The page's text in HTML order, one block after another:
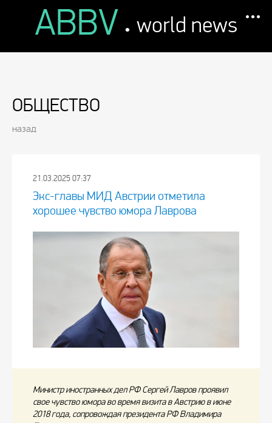
ABBV . world news
ОБЩЕСТВО
назад
21.03.2025 07:37
Экс-главы МИД Австрии отметила
хорошее чувство юмора Лаврова
Министр иностранных дел РФ Сергей Лавров проявил
свое чувство юмора во время визита в Австрию в июне
2018 года, сопровождая президента РФ Владимира